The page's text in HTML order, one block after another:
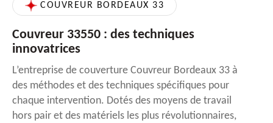
COUVREUR BORDEAUX 33
Couvreur 33550 : des techniques
innovatrices
L’entreprise de couverture Couvreur Bordeaux 33 à
des méthodes et des techniques spécifiques pour
chaque intervention. Dotés des moyens de travail
hors pair et des matériels les plus révolutionnaires,